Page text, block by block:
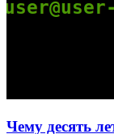
Чему десять